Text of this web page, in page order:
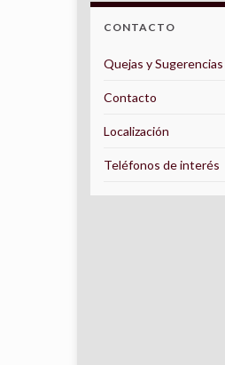
CONTACTO
Quejas y Sugerencias
Contacto
Localización
Teléfonos de interés